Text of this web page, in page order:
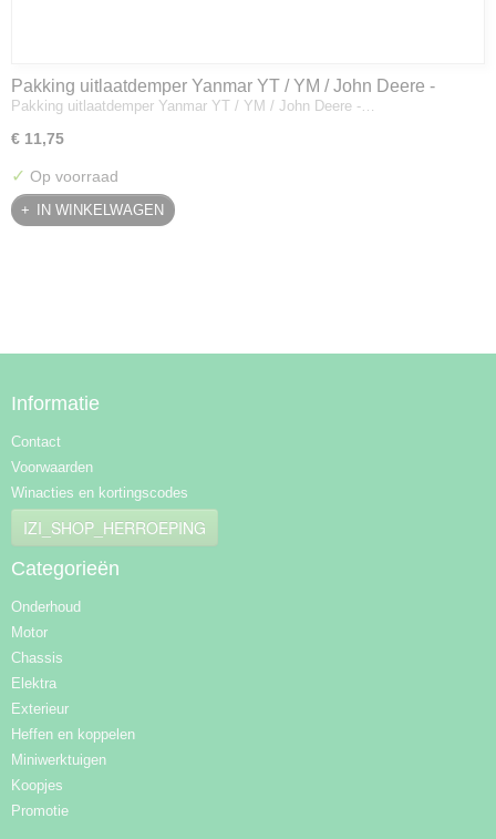
Pakking uitlaatdemper Yanmar YT / YM / John Deere -
128300-13230
Pakking uitlaatdemper Yanmar YT / YM / John Deere -…
€ 11,75
✓ Op voorraad
IN WINKELWAGEN
Informatie
Contact
Voorwaarden
Winacties en kortingscodes
IZI_SHOP_HERROEPING
Categorieën
Onderhoud
Motor
Chassis
Elektra
Exterieur
Heffen en koppelen
Miniwerktuigen
Koopjes
Promotie